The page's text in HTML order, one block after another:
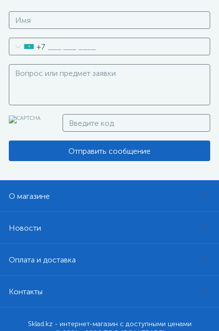
+7
Отправить сообщение
О магазине
Новости
Оплата и доставка
Контакты
Sklad.kz - интернет-магазин с доступными ценами